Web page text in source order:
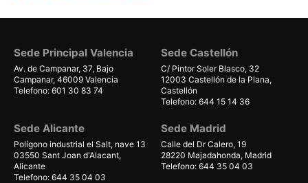
Sede Principal Valencia
Av. de Campanar, 37, Bajo
Campanar, 46009 Valencia
Telefono: 601 30 83 74
Sede Castellón
C/ Pintor Soler Blasco, 32
12003 Castellón de la Plana,
Castellón
Telefono: 644 15 14 36
Sede Alicante
Polígono industrial el Salt, nave 13
03550 Sant Joan d'Alacant,
Alicante
Telefono: 644 35 04 03
Sede Madrid
Calle del Dr Calero, 19
28220 Majadahonda, Madrid
Telefono: 644 35 04 03